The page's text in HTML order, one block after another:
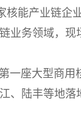
能产业链企
业务领域，
一座大型商
、陆丰等地